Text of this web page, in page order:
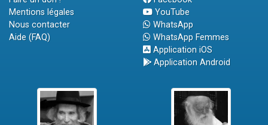
Mentions légales
Nous contacter
Aide (FAQ)
YouTube
WhatsApp
WhatsApp Femmes
Application iOS
Application Android